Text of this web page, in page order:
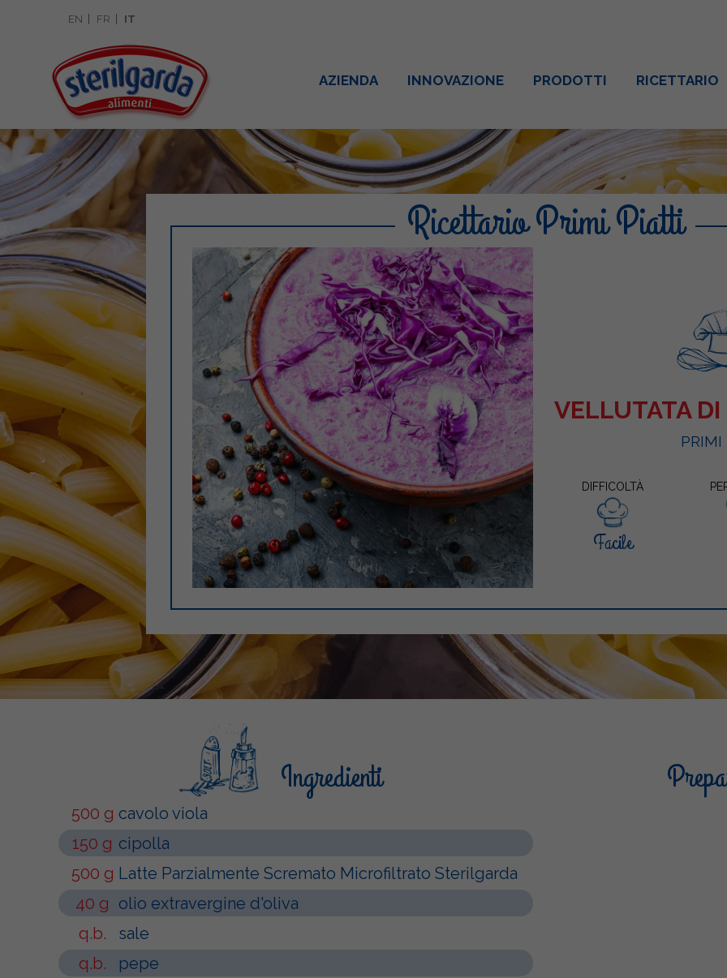
EN FR IT
AZIENDA INNOVAZIONE PRODOTTI RICETTARIO
Ricettario Primi Piatti
VELLUTATA
PRIMI
DIFFICOLTÀ
Facile
Ingredienti
500 g cavolo viola
150 g cipolla
500 g Latte Parzialmente Scremato Microfiltrato Sterilgarda
40 g olio extravergine d'oliva
q.b.
sale
q.b.
pepe